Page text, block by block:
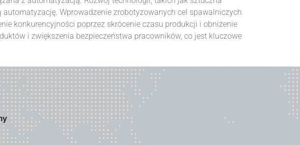
Wprowadzenie zrobotyzowanych cel spawalniczych
konkurencyjności poprzez skrócenie czasu produkcji i obniżenie
i zwiększenia bezpieczeństwa pracowników, co jest kluczowe